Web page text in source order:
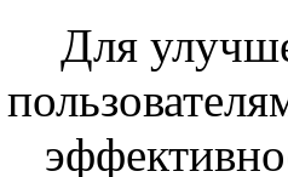
Для